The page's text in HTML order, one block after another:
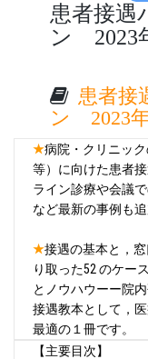
患者接遇
ン 2023
患者接
ン 2023
★病院・クリニッ
等）に向けた患者
ライン診療や会議
など最新の事例も
★接遇の基本と，
り取った52 のケー
とノウハウーー院
接遇教本として，
最適の１冊です。
【主要目次】